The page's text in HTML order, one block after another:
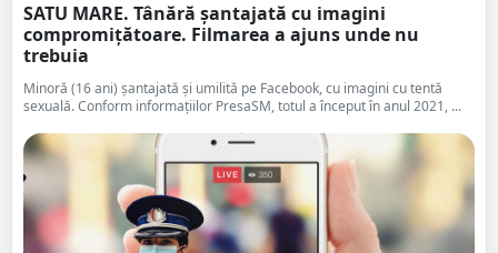
SATU MARE. Tânără șantajată cu imagini
compromițătoare. Filmarea a ajuns unde nu
trebuia
Minoră (16 ani) șantajată și umilită pe Facebook, cu imagini cu tentă
sexuală. Conform informațiilor PresaSM, totul a început în anul 2021, ...